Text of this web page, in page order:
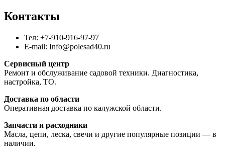
Контакты
Тел: +7-910-916-97-97
E-mail: Info@polesad40.ru
Сервисный центр
Ремонт и обслуживание садовой техники. Диагностика,
настройка, ТО.
Доставка по области
Оперативная доставка по калужской области.
Запчасти и расходники
Масла, цепи, леска, свечи и другие популярные позиции — в
наличии.